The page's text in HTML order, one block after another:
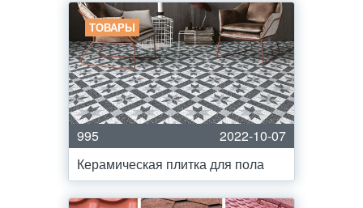
ТОВАРЫ
995
2022-10-07
Керамическая плитка для пола